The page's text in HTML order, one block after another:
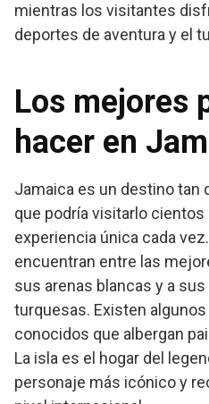
mientras los visitantes
deportes de aventura y el
Los mejores
hacer en
Jamaica es un destino
que podría visitarlo
experiencia única cada
encuentran entre las
sus arenas blancas y a
turquesas. Existen
conocidos que albergan
La isla es el hogar del
personaje más icónico y